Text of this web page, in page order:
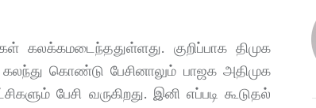
குறிப்பாக திமுக
கொண்டு பேசினாலும் பாஜக அதிமுக
பேசி வருகிறது. இனி எப்படி கூடுதல்